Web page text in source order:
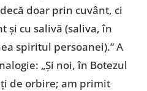
doar prin cuvânt, ci
și cu salivă (saliva, în
spiritul persoanei).” A
„Și noi, în Botezul
de orbire; am primit